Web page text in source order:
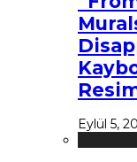
Eylül 5,